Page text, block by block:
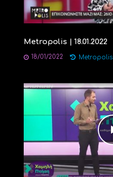
Μetropolis | 18.01.2022
18/01/2022 Metropolis